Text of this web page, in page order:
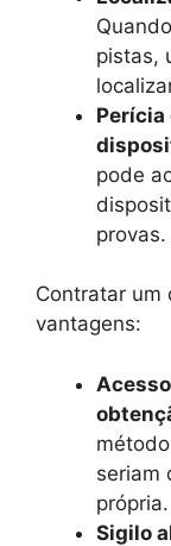
pistas,
pode
provas.
Contratar um
vantagens:
seriam
própria.
Sigilo